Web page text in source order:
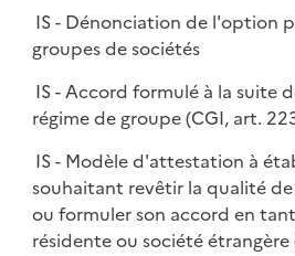
IS - Dénonciation de l'option
groupes de sociétés
IS - Accord formulé à la suite
régime de groupe (CGI, art.
IS - Modèle d'attestation à
souhaitant revêtir la qualité
ou formuler son accord en
résidente ou société